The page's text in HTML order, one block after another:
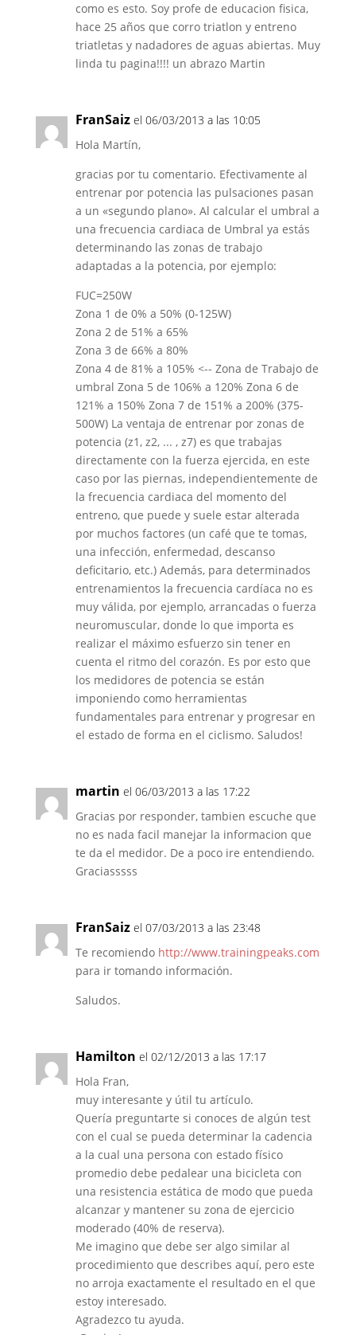
como es esto. Soy profe de educacion fisica,
hace 25 años que corro triatlon y entreno
triatletas y nadadores de aguas abiertas. Muy
linda tu pagina!!!! un abrazo Martin
FranSaiz el 06/03/2013 a las 10:05
Hola Martín,
gracias por tu comentario. Efectivamente al
entrenar por potencia las pulsaciones pasan
a un «segundo plano». Al calcular el umbral a
una frecuencia cardiaca de Umbral ya estás
determinando las zonas de trabajo
adaptadas a la potencia, por ejemplo:
FUC=250W
Zona 1 de 0% a 50% (0-125W)
Zona 2 de 51% a 65%
Zona 3 de 66% a 80%
Zona 4 de 81% a 105% <-- Zona de Trabajo de
umbral Zona 5 de 106% a 120% Zona 6 de
121% a 150% Zona 7 de 151% a 200% (375-
500W) La ventaja de entrenar por zonas de
potencia (z1, z2, ... , z7) es que trabajas
directamente con la fuerza ejercida, en este
caso por las piernas, independientemente de
la frecuencia cardiaca del momento del
entreno, que puede y suele estar alterada
por muchos factores (un café que te tomas,
una infección, enfermedad, descanso
deficitario, etc.) Además, para determinados
entrenamientos la frecuencia cardíaca no es
muy válida, por ejemplo, arrancadas o fuerza
neuromuscular, donde lo que importa es
realizar el máximo esfuerzo sin tener en
cuenta el ritmo del corazón. Es por esto que
los medidores de potencia se están
imponiendo como herramientas
fundamentales para entrenar y progresar en
el estado de forma en el ciclismo. Saludos!
martin el 06/03/2013 a las 17:22
Gracias por responder, tambien escuche que
no es nada facil manejar la informacion que
te da el medidor. De a poco ire entendiendo.
Graciasssss
FranSaiz el 07/03/2013 a las 23:48
Te recomiendo http://www.trainingpeaks.com
para ir tomando información.
Saludos.
Hamilton el 02/12/2013 a las 17:17
Hola Fran,
muy interesante y útil tu artículo.
Quería preguntarte si conoces de algún test
con el cual se pueda determinar la cadencia
a la cual una persona con estado físico
promedio debe pedalear una bicicleta con
una resistencia estática de modo que pueda
alcanzar y mantener su zona de ejercicio
moderado (40% de reserva).
Me imagino que debe ser algo similar al
procedimiento que describes aquí, pero este
no arroja exactamente el resultado en el que
estoy interesado.
Agradezco tu ayuda.